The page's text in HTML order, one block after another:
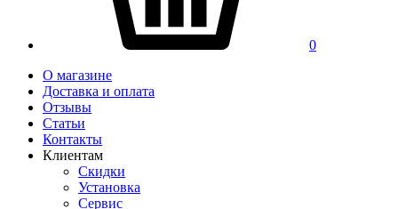
0
О магазине
Доставка и оплата
Отзывы
Статьи
Контакты
Клиентам
Скидки
Установка
Сервис